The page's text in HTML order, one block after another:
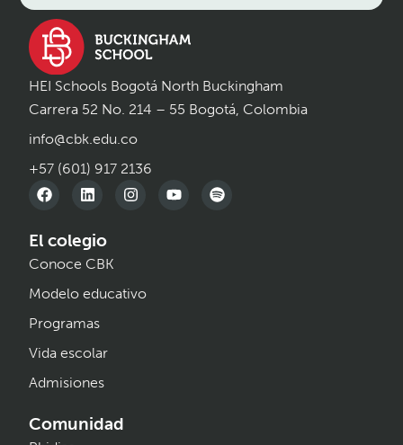
HEI Schools Bogotá North Buckingham
Carrera 52 No. 214 – 55 Bogotá, Colombia
info@cbk.edu.co
+57 (601) 917 2136
El colegio
Conoce CBK
Modelo educativo
Programas
Vida escolar
Admisiones
Comunidad